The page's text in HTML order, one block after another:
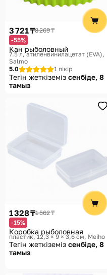
3 721 ₸8 269 ₸
-55%
Кан рыболовный
7.5 л, этиленвинилацетат (EVA)
Salmo
5.0
1 пікір
Тегін жеткіземіз сенбіде, 8
тамыз
1 328 ₸1 562 ₸
-15%
Коробка рыболовная
пластик, 12,3 × 9 × 3,6 см Meiho
Тегін жеткіземіз сенбіде, 8
тамыз